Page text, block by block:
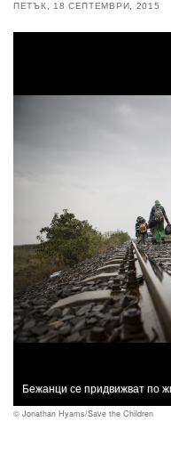
ПЕТЪК, 18 СЕПТЕМВРИ, 2015
Бежанци се придвижват по
© Jonathan Hyams/Save the Children